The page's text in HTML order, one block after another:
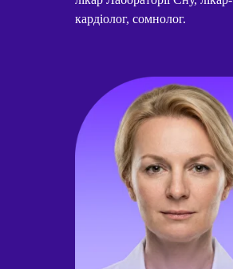
кардіолог, сомнолог.